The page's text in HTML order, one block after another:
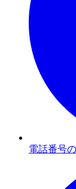
電話番号